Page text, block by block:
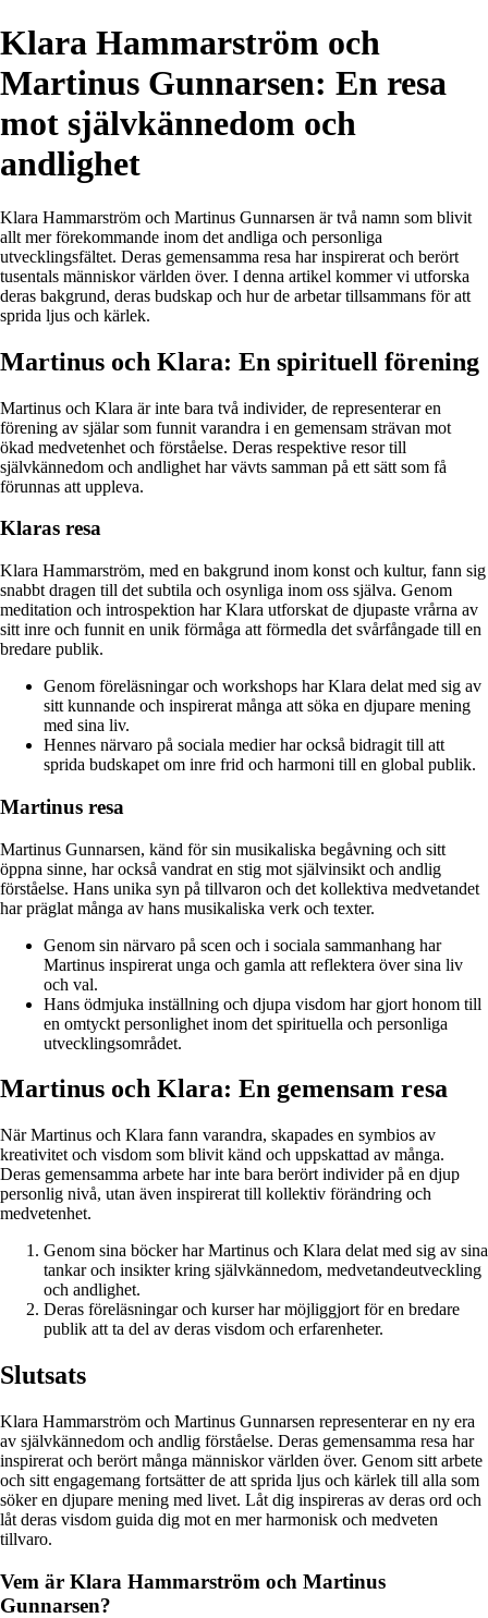
Klara Hammarström och
Martinus Gunnarsen: En resa
mot självkännedom och
andlighet
Klara Hammarström och Martinus Gunnarsen är två namn som blivit
allt mer förekommande inom det andliga och personliga
utvecklingsfältet. Deras gemensamma resa har inspirerat och berört
tusentals människor världen över. I denna artikel kommer vi utforska
deras bakgrund, deras budskap och hur de arbetar tillsammans för att
sprida ljus och kärlek.
Martinus och Klara: En spirituell förening
Martinus och Klara är inte bara två individer, de representerar en
förening av själar som funnit varandra i en gemensam strävan mot
ökad medvetenhet och förståelse. Deras respektive resor till
självkännedom och andlighet har vävts samman på ett sätt som få
förunnas att uppleva.
Klaras resa
Klara Hammarström, med en bakgrund inom konst och kultur, fann sig
snabbt dragen till det subtila och osynliga inom oss själva. Genom
meditation och introspektion har Klara utforskat de djupaste vrårna av
sitt inre och funnit en unik förmåga att förmedla det svårfångade till en
bredare publik.
Genom föreläsningar och workshops har Klara delat med sig av
sitt kunnande och inspirerat många att söka en djupare mening
med sina liv.
Hennes närvaro på sociala medier har också bidragit till att
sprida budskapet om inre frid och harmoni till en global publik.
Martinus resa
Martinus Gunnarsen, känd för sin musikaliska begåvning och sitt
öppna sinne, har också vandrat en stig mot självinsikt och andlig
förståelse. Hans unika syn på tillvaron och det kollektiva medvetandet
har präglat många av hans musikaliska verk och texter.
Genom sin närvaro på scen och i sociala sammanhang har
Martinus inspirerat unga och gamla att reflektera över sina liv
och val.
Hans ödmjuka inställning och djupa visdom har gjort honom till
en omtyckt personlighet inom det spirituella och personliga
utvecklingsområdet.
Martinus och Klara: En gemensam resa
När Martinus och Klara fann varandra, skapades en symbios av
kreativitet och visdom som blivit känd och uppskattad av många.
Deras gemensamma arbete har inte bara berört individer på en djup
personlig nivå, utan även inspirerat till kollektiv förändring och
medvetenhet.
Genom sina böcker har Martinus och Klara delat med sig av sina
tankar och insikter kring självkännedom, medvetandeutveckling
och andlighet.
Deras föreläsningar och kurser har möjliggjort för en bredare
publik att ta del av deras visdom och erfarenheter.
Slutsats
Klara Hammarström och Martinus Gunnarsen representerar en ny era
av självkännedom och andlig förståelse. Deras gemensamma resa har
inspirerat och berört många människor världen över. Genom sitt arbete
och sitt engagemang fortsätter de att sprida ljus och kärlek till alla som
söker en djupare mening med livet. Låt dig inspireras av deras ord och
låt deras visdom guida dig mot en mer harmonisk och medveten
tillvaro.
Vem är Klara Hammarström och Martinus
Gunnarsen?